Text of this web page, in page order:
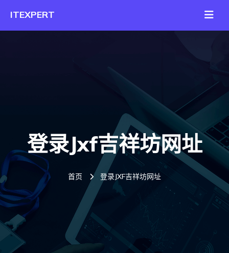
登录jxf吉祥坊网址
首页 登录JXF吉祥坊网址